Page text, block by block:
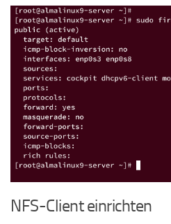
NFS-Client einrichten